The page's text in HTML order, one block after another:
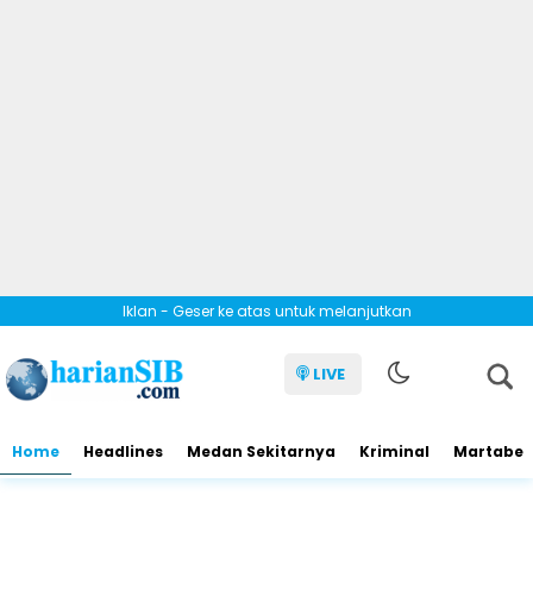
Iklan - Geser ke atas untuk melanjutkan
LIVE
Home Headlines Medan Sekitarnya Kriminal Martabe